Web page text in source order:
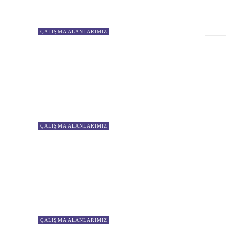
ÇALIŞMA ALANLARIMIZ
ÇALIŞMA ALANLARIMIZ
ÇALIŞMA ALANLARIMIZ